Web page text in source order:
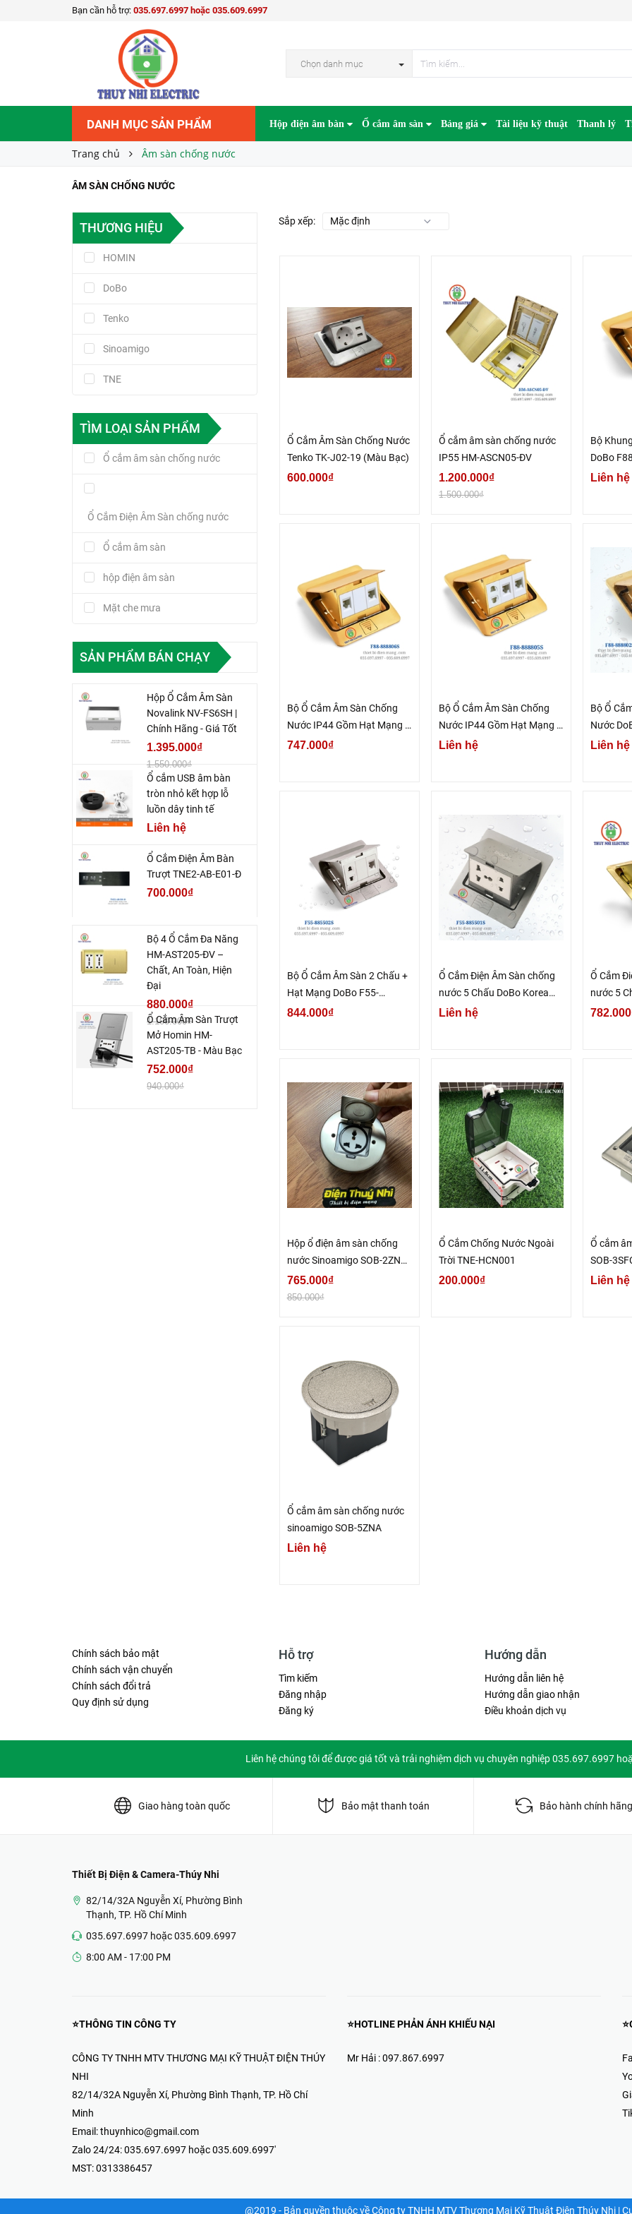
Bạn cần hỗ trợ: 035.697.6997 hoặc 035.609.6997
Chọn danh mục
DANH MỤC SẢN PHẨM Hộp điện âm bàn Ổ cắm âm sàn Bảng giá Tài liệu kỹ thuật Thanh lý
Trang chủ Âm sàn chống nước
ÂM SÀN CHỐNG NƯỚC
Sắp xếp:
Ổ Cắm Âm Sàn Chống Nước
Tenko TK-J02-19 (Màu Bạc)
600.000₫
Ổ cắm âm sàn chống nước
IP55 HM-ASCN05-ĐV
1.200.000₫
1.500.000₫
Bộ
DoBo
Vàng
Liên hệ
Bộ Ổ Cắm Âm Sàn Chống
Nước IP44 Gồm Hạt Mạng +
Hạt Điện Thoại DoBo F88-
747.000₫
Bộ Ổ Cắm Âm Sàn Chống
Nước IP44 Gồm Hạt Mạng +
Hạt Điện Thoại + Ổ Cắm 2
Liên hệ
Bộ Ổ
Nước
Vàng Gold
Liên hệ
Bộ Ổ Cắm Âm Sàn 2 Chấu +
Hạt Mạng DoBo F55-
885502S
844.000₫
Ổ Cắm Điện Âm Sàn chống
nước 5 Chấu DoBo Korea
F55-885501S
Liên hệ
Ổ Cắm
nước 5
888801S
Hộp ổ điện âm sàn chống
nước Sinoamigo SOB-2ZNC |
Chính hãng
765.000₫
850.000₫
Ổ Cắm Chống Nước Ngoài
Trời TNE-HCN001
200.000₫
Ổ cắm
SOB-
Liên hệ
Ổ cắm âm sàn chống nước
sinoamigo SOB-5ZNA
Liên hệ
THƯƠNG HIỆU
HOMIN
DoBo
Tenko
Sinoamigo
TNE
TÌM LOẠI SẢN PHẨM
Ổ cắm âm sàn chống nước
Ổ Cắm Điện Âm Sàn chống nước
Ổ cắm âm sàn
hộp điện âm sàn
Mặt che mưa
SẢN PHẨM BÁN CHẠY
Hộp Ổ Cắm Âm Sàn
Novalink NV-FS6SH |
Chính Hãng - Giá Tốt
1.395.000₫
1.550.000₫
Ổ cắm USB âm bàn
tròn nhỏ kết hợp lỗ
luồn dây tinh tế
Liên hệ
Ổ Cắm Điện Âm Bàn
Trượt TNE2-AB-E01-Đ
700.000₫
Bộ 4 Ổ Cắm Đa Năng
HM-AST205-ĐV –
Chất, An Toàn, Hiện
Đại
880.000₫
1.100.000₫
Ổ Cắm Âm Sàn Trượt
Mở Homin HM-
AST205-TB - Màu Bạc
752.000₫
940.000₫
Chính sách bảo mật
Chính sách vận chuyển
Chính sách đổi trả
Quy định sử dụng
Hỗ trợ
Tìm kiếm
Đăng nhập
Đăng ký
Hướng dẫn
Hướng dẫn liên hệ
Hướng dẫn giao nhận
Điều khoản dịch vụ
Liên hệ chúng tôi để được giá tốt và trải nghiệm dịch vụ chuyên nghiệp 035.697.6997
Giao hàng toàn quốc Bảo mật thanh toán Bảo hành chính hãng
Thiết Bị Điện & Camera-Thúy Nhi
82/14/32A Nguyễn Xí, Phường Bình
Thạnh, TP. Hồ Chí Minh